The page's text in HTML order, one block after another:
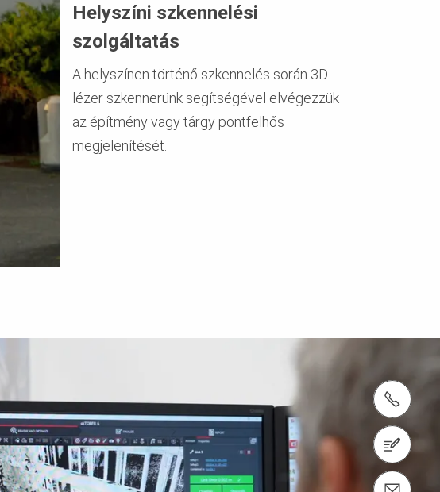
tel.: + 36 1 296 0960
1186 Budapest, Zádor utca 9.
Helyszíni szkennelési
szolgáltatás
A helyszínen történő szkennelés során 3D
lézer szkennerünk segítségével elvégezzük
az építmény vagy tárgy pontfelhős
megjelenítését.